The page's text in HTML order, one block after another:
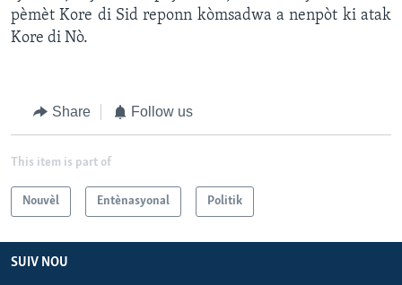
pèmèt Kore di Sid reponn kòmsadwa a nenpòt ki atak
Kore di Nò.
Share Follow us
This item is part of
Nouvèl Entènasyonal Politik
SUIV NOU